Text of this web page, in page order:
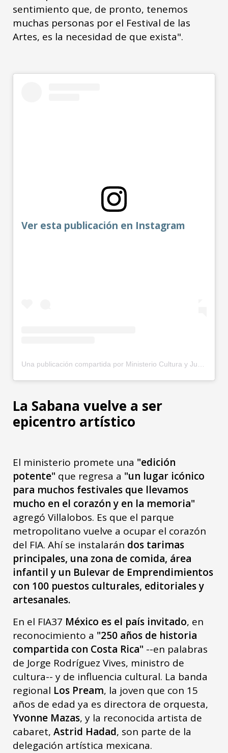
sentimiento que, de pronto, tenemos
muchas personas por el Festival de las
Artes, es la necesidad de que exista".
Ver esta publicación en Instagram
La Sabana vuelve a ser
epicentro artístico
El ministerio promete una "edición
potente" que regresa a "un lugar icónico
para muchos festivales que llevamos
mucho en el corazón y en la memoria"
agregó Villalobos. Es que el parque
metropolitano vuelve a ocupar el corazón
del FIA. Ahí se instalarán dos tarimas
principales, una zona de comida, área
infantil y un Bulevar de Emprendimientos
con 100 puestos culturales, editoriales y
artesanales.
En el FIA37 México es el país invitado, en
reconocimiento a "250 años de historia
compartida con Costa Rica" --en palabras
de Jorge Rodríguez Vives, ministro de
cultura-- y de influencia cultural. La banda
regional Los Pream, la joven que con 15
años de edad ya es directora de orquesta,
Yvonne Mazas, y la reconocida artista de
cabaret, Astrid Hadad, son parte de la
delegación artística mexicana.